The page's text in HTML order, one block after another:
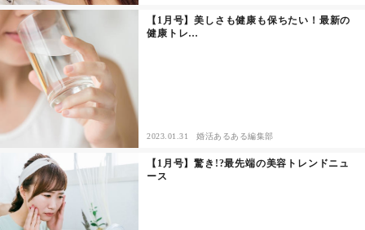
【1月号】美しさも健康も保ちたい！最新の
健康トレ…
2023.01.31 婚活あるある編集部
【1月号】驚き!?最先端の美容トレンドニュ
ース